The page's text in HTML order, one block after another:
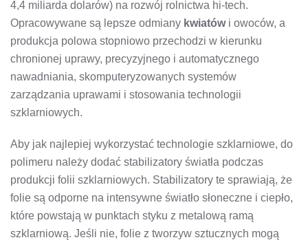
4,4 miliarda dolarów) na rozwój rolnictwa hi-tech.
Opracowywane są lepsze odmiany kwiatówi owoców, a
produkcja polowa stopniowo przechodzi w kierunku
chronionej uprawy, precyzyjnego i automatycznego
nawadniania, skomputeryzowanych systemów
zarządzania uprawami i stosowania technologii
szklarniowych.
Aby jak najlepiej wykorzystać technologie szklarniowe, do
polimeru należy dodać stabilizatory światła podczas
produkcji folii szklarniowych. Stabilizatory te sprawiają, że
folie są odporne na intensywne światło słoneczne i ciepło,
które powstają w punktach styku z metalową ramą
szklarniową. Jeśli nie, folie z tworzyw sztucznych mogą